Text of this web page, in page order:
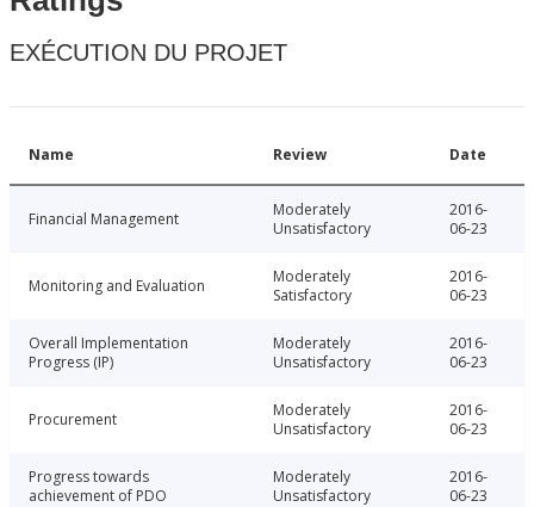
EXÉCUTION DU PROJET
Name Review Date
Financial Management
Moderately
Unsatisfactory
2016-
06-23
Monitoring and Evaluation
Moderately
Satisfactory
2016-
06-23
Overall Implementation
Progress (IP)
Moderately
Unsatisfactory
2016-
06-23
Procurement
Moderately
Unsatisfactory
2016-
06-23
Progress towards
achievement of PDO
Moderately
Unsatisfactory
2016-
06-23